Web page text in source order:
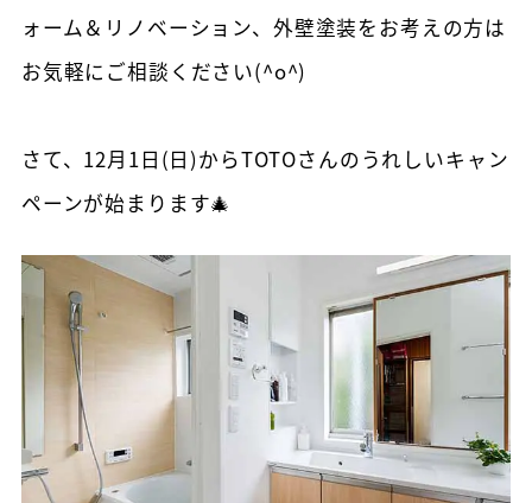
ォーム＆リノベーション、外壁塗装をお考えの方は
お気軽にご相談ください(^o^)
さて、12月1日(日)からTOTOさんのうれしいキャン
ペーンが始まります🎄